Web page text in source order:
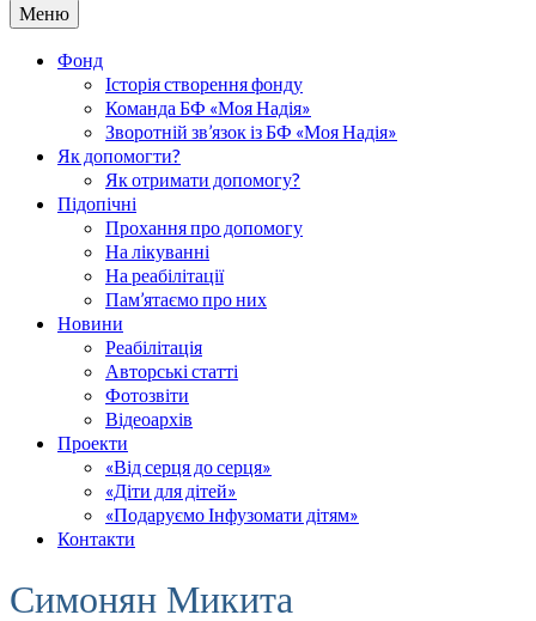
Меню
Фонд
Історія створення фонду
Команда БФ «Моя Надія»
Зворотній зв’язок із БФ «Моя Надія»
Як допомогти?
Як отримати допомогу?
Підопічні
Прохання про допомогу
На лікуванні
На реабілітації
Пам’ятаємо про них
Новини
Реабілітація
Авторські статті
Фотозвіти
Відеоархів
Проекти
«Від серця до серця»
«Діти для дітей»
«Подаруємо Інфузомати дітям»
Контакти
Симонян Микита